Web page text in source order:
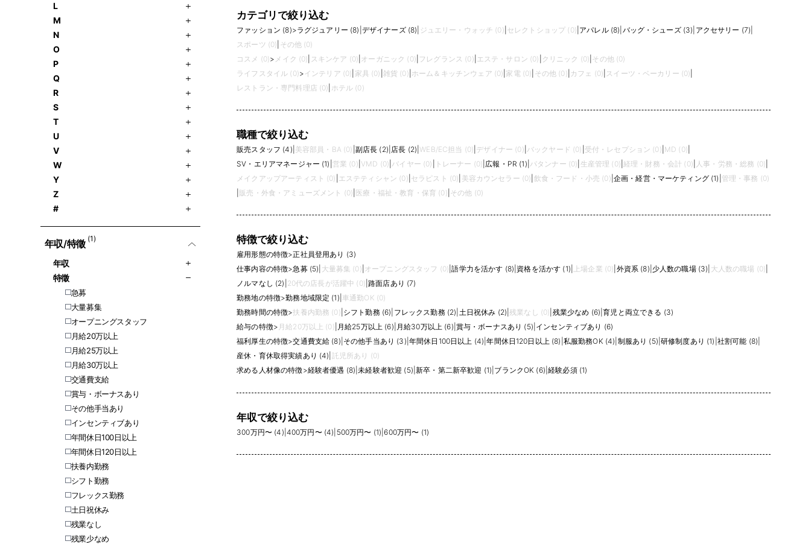
L
M
N
O
P
Q
R
S
T
U
V
W
Y
Z
#
年収/特徵 (1)
年収
特徵
急募
大量募集
オープニングスタッフ
月給20万以上
月給25万以上
月給30万以上
交通費支給
賞与・ボーナスあり
その他手当あり
インセンティブあり
年間休日100日以上
年間休日120日以上
扶養内勤務
シフト勤務
フレックス勤務
土日祝休み
残業なし
残業少なめ
カテゴリで絞り込む
ファッション (8)>ラグジュアリー (8) デザイナーズ (8) ジュエリー・ウォッチ (0) セレクトショップ (0) アパレル (8) バッグ・シューズ (3) アクセサリー (7)
スポーツ (0) その他 (0)
コスメ (0)> メイク (0) スキンケア (0) オーガニック (0) フレグランス (0) エステ・サロン (0) クリニック (0) その他 (0)
ライフスタイル (0)> インテリア (0) 家具 (0) 雑貨 (0) ホーム＆キッチンウェア (0) 家電 (0) その他 (0) カフェ (0) スイーツ・ベーカリー (0)
レストラン・専門料理店 (0) ホテル (0)
職種で絞り込む
販売スタッフ (4) 美容部員・BA (0) 副店長 (2) 店長 (2) WEB/EC担当 (0) デザイナー (0) バックヤード (0) 受付・レセプション (0) MD (0)
SV・エリアマネージャー (1) 営業 (0) VMD (0) |バイヤー (0) トレーナー (0) 広報・PR (1) パタンナー (0) 生産管理 (0) |経理・財務・会計 (0) 人事・労務・総務 (0)
メイクアップアーティスト (0) エステティシャン (0) セラピスト (0) 美容カウンセラー (0) 飲食・フード・小売 (0) 企画・経営・マーケティング (1) 管理・事務 (0)
販売・外食・アミューズメント (0) 医療・福祉・教育・保育 (0) その他 (0)
特徴で絞り込む
雇用形態の特徴>正社員登用あり (3)
仕事内容の特徴>急募 (5) 大量募集 (0) オープニングスタッフ (0) |語学力を活かす (8) 資格を活かす (1) 上場企業 (0) 外資系 (8) 少人数の職場 (3) 大人数の職場 (0)
ノルマなし (2) 20代の店長が活躍中 (0) |路面店あり (7)
勤務地の特徴>勤務地域限定 (1) 車通勤OK (0)
勤務時間の特徴>扶養内勤務 (0) シフト勤務 (6) フレックス勤務 (2) 土日祝休み (2) |残業なし (0) 残業少なめ (6) |育児と両立できる (3)
給与の特徴> 月給20万以上 (0) 月給25万以上 (6) 月給30万以上 (6) 賞与・ボーナスあり (5) インセンティブあり (6)
福利厚生の特徴>交通費支給 (8) その他手当あり (3) 年間休日100日以上 (4) |年間休日120日以上 (8) 私服勤務OK (4) 制服あり (5) 研修制度あり (1) 社割可能 (8)
産休・育休取得実績あり (4) 託児所あり (0)
求める人材像の特徴>経験者優遇 (8) |未経験者歓迎 (5) |新卒・第二新卒歓迎 (1) ブランクOK (6) |経験必須 (1)
年収で絞り込む
300万円〜 (4) 400万円〜 (4) 500万円〜 (1) |600万円〜 (1)